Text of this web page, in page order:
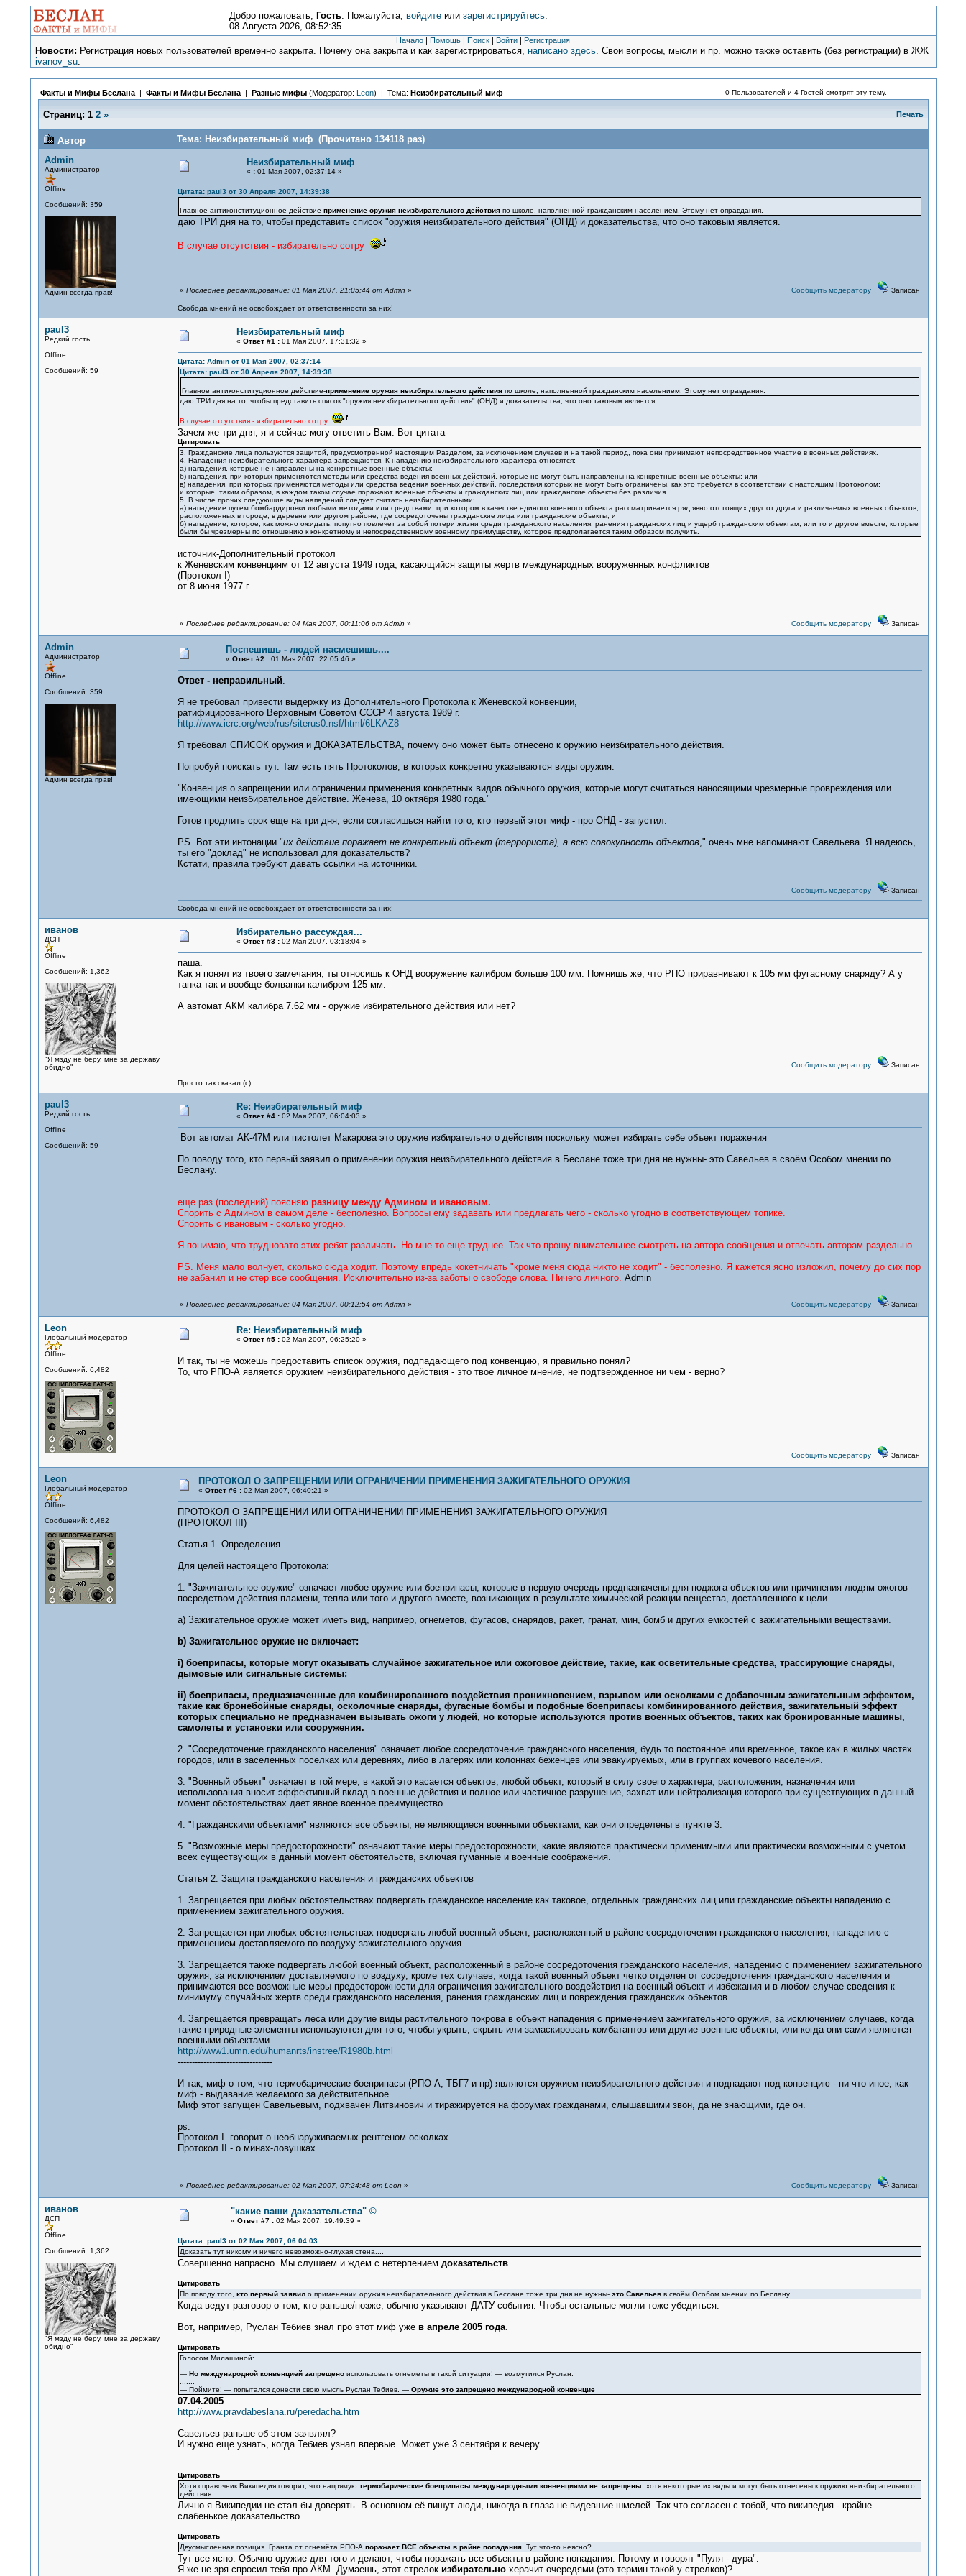
Добро пожаловать, Гость. Пожалуйста, войдитеили зарегистрируйтесь.
08 Августа 2026, 08:52:35
Начало | Помощь | Поиск | Войти | Регистрация
Новости: Регистрация новых пользователей временно закрыта. Почему она закрыта и как зарегистрироваться,написано здесь. Свои вопросы, мысли и пр. можно также оставить (без регистрации) в ЖЖ
ivanov_su.
Факты и Мифы Беслана| Факты и Мифы Беслана| Разные мифы(Модератор: Leon) | Тема: Неизбирательный миф 0 Пользователей и 4 Гостей смотрят эту тему.
Страниц: 1 2 » Печать
Автор
Тема: Неизбирательный миф (Прочитано 134118 раз)
Admin
Администратор
Offline
Сообщений: 359
Админ всегда прав!
Неизбирательный миф
« :01 Мая 2007, 02:37:14 »
Цитата: paul3 от 30 Апреля 2007, 14:39:38
Главное антиконституционное действие-применение оружия неизбирательного действияпо школе, наполненной гражданским населением. Этому нет оправдания.
даю ТРИ дня на то, чтобы представить список "оружия неизбирательного действия" (ОНД) и доказательства, что оно таковым является.
В случае отсутствия - избирательно сотру
« Последнее редактирование: 01 Мая 2007, 21:05:44 от Admin » Сообщить модератору Записан
Свобода мнений не освобождает от ответственности за них!
paul3
Редкий гость
Offline
Сообщений: 59
Неизбирательный миф
« Ответ #1 :01 Мая 2007, 17:31:32 »
Цитата: Admin от 01 Мая 2007, 02:37:14
Цитата: paul3 от 30 Апреля 2007, 14:39:38
Главное антиконституционное действие-применение оружия неизбирательного действияпо школе, наполненной гражданским населением. Этому нет оправдания.
даю ТРИ дня на то, чтобы представить список "оружия неизбирательного действия" (ОНД) и доказательства, что оно таковым является.
В случае отсутствия - избирательно сотру
Зачем же три дня, я и сейчас могу ответить Вам. Вот цитата-
Цитировать
3. Гражданские лица пользуются защитой, предусмотренной настоящим Разделом, за исключением случаев и на такой период, пока они принимают непосредственное участие в военных действиях.
4. Нападения неизбирательного характера запрещаются. К нападению неизбирательного характера относятся:
а) нападения, которые не направлены на конкретные военные объекты;
б) нападения, при которых применяются методы или средства ведения военных действий, которые не могут быть направлены на конкретные военные объекты; или
в) нападения, при которых применяются методы или средства ведения военных действий, последствия которых не могут быть ограничены, как это требуется в соответствии с настоящим Протоколом;
и которые, таким образом, в каждом таком случае поражают военные объекты и гражданских лиц или гражданские объекты без различия.
5. В числе прочих следующие виды нападений следует считать неизбирательными:
а) нападение путем бомбардировки любыми методами или средствами, при котором в качестве единого военного объекта рассматривается ряд явно отстоящих друг от друга и различаемых военных объектов,
расположенных в городе, в деревне или другом районе, где сосредоточены гражданские лица или гражданские объекты; и
б) нападение, которое, как можно ожидать, попутно повлечет за собой потери жизни среди гражданского населения, ранения гражданских лиц и ущерб гражданским объектам, или то и другое вместе, которые
были бы чрезмерны по отношению к конкретному и непосредственному военному преимуществу, которое предполагается таким образом получить.
источник-Дополнительный протокол
к Женевским конвенциям от 12 августа 1949 года, касающийся защиты жертв международных вооруженных конфликтов
(Протокол I)
от 8 июня 1977 г.
« Последнее редактирование: 04 Мая 2007, 00:11:06 от Admin » Сообщить модератору Записан
Admin
Администратор
Offline
Сообщений: 359
Админ всегда прав!
Поспешишь - людей насмешишь....
« Ответ #2 :01 Мая 2007, 22:05:46 »
Ответ - неправильный.
Я не требовал привести выдержку из Дополнительного Протокола к Женевской конвенции,
ратифицированного Верховным Советом СССР 4 августа 1989 г.
http://www.icrc.org/web/rus/siterus0.nsf/html/6LKAZ8
Я требовал СПИСОК оружия и ДОКАЗАТЕЛЬСТВА, почему оно может быть отнесено к оружию неизбирательного действия.
Попробуй поискать тут. Там есть пять Протоколов, в которых конкретно указываются виды оружия.
"Конвенция о запрещении или ограничении применения конкретных видов обычного оружия, которые могут считаться наносящими чрезмерные провреждения или
имеющими неизбирательное действие. Женева, 10 октября 1980 года."
Готов продлить срок еще на три дня, если согласишься найти того, кто первый этот миф - про ОНД - запустил.
PS. Вот эти интонации "их действие поражает не конкретный объект (террориста), а всю совокупность объектов," очень мне напоминают Савельева. Я надеюсь,
ты его "доклад" не использовал для доказательств?
Кстати, правила требуют давать ссылки на источники.
Сообщить модератору Записан
Свобода мнений не освобождает от ответственности за них!
иванов
ДСП
Offline
Сообщений: 1,362
"Я мзду не беру, мне за державу
обидно"
Избирательно рассуждая...
« Ответ #3 :02 Мая 2007, 03:18:04 »
паша.
Как я понял из твоего замечания, ты относишь к ОНД вооружение калибром больше 100 мм. Помнишь же, что РПО приравнивают к 105 мм фугасному снаряду? А у
танка так и вообще болванки калибром 125 мм.
А автомат АКМ калибра 7.62 мм - оружие избирательного действия или нет?
Сообщить модератору Записан
Просто так сказал (с)
paul3
Редкий гость
Offline
Сообщений: 59
Re: Неизбирательный миф
« Ответ #4 :02 Мая 2007, 06:04:03 »
Вот автомат АК-47М или пистолет Макарова это оружие избирательного действия поскольку может избирать себе объект поражения
По поводу того, кто первый заявил о применении оружия неизбирательного действия в Беслане тоже три дня не нужны- это Савельев в своём Особом мнении по
Беслану.
еще раз (последний) поясняюразницу между Админом и ивановым.
Спорить с Админом в самом деле - бесполезно. Вопросы ему задавать или предлагать чего - сколько угодно в соответствующем топике.
Спорить с ивановым - сколько угодно.
Я понимаю, что трудновато этих ребят различать. Но мне-то еще труднее. Так что прошу внимательнее смотреть на автора сообщения и отвечать авторам раздельно.
PS. Меня мало волнует, сколько сюда ходит. Поэтому впредь кокетничать "кроме меня сюда никто не ходит" - бесполезно. Я кажется ясно изложил, почему до сих пор
не забанил и не стер все сообщения. Исключительно из-за заботы о свободе слова. Ничего личного. Admin
« Последнее редактирование: 04 Мая 2007, 00:12:54 от Admin » Сообщить модератору Записан
Leon
Глобальный модератор
Offline
Сообщений: 6,482
Re: Неизбирательный миф
« Ответ #5 :02 Мая 2007, 06:25:20 »
И так, ты не можешь предоставить список оружия, подпадающего под конвенцию, я правильно понял?
То, что РПО-А является оружием неизбирательного действия - это твое личное мнение, не подтвержденное ни чем - верно?
Сообщить модератору Записан
Leon
Глобальный модератор
Offline
Сообщений: 6,482
ПРОТОКОЛ О ЗАПРЕЩЕНИИ ИЛИ ОГРАНИЧЕНИИ ПРИМЕНЕНИЯ ЗАЖИГАТЕЛЬНОГО ОРУЖИЯ
« Ответ #6 :02 Мая 2007, 06:40:21 »
ПРОТОКОЛ О ЗАПРЕЩЕНИИ ИЛИ ОГРАНИЧЕНИИ ПРИМЕНЕНИЯ ЗАЖИГАТЕЛЬНОГО ОРУЖИЯ
(ПРОТОКОЛ III)
Статья 1. Определения
Для целей настоящего Протокола:
1. "Зажигательное оружие" означает любое оружие или боеприпасы, которые в первую очередь предназначены для поджога объектов или причинения людям ожогов
посредством действия пламени, тепла или того и другого вместе, возникающих в результате химической реакции вещества, доставленного к цели.
а) Зажигательное оружие может иметь вид, например, огнеметов, фугасов, снарядов, ракет, гранат, мин, бомб и других емкостей с зажигательными веществами.
b) Зажигательное оружие не включает:
i) боеприпасы, которые могут оказывать случайное зажигательное или ожоговое действие, такие, как осветительные средства, трассирующие снаряды,
дымовые или сигнальные системы;
ii) боеприпасы, предназначенные для комбинированного воздействия проникновением, взрывом или осколками с добавочным зажигательным эффектом,
такие как бронебойные снаряды, осколочные снаряды, фугасные бомбы и подобные боеприпасы комбинированного действия, зажигательный эффект
которых специально не предназначен вызывать ожоги у людей, но которые используются против военных объектов, таких как бронированные машины,
самолеты и установки или сооружения.
2. "Сосредоточение гражданского населения" означает любое сосредоточение гражданского населения, будь то постоянное или временное, такое как в жилых частях
городов, или в заселенных поселках или деревнях, либо в лагерях или колоннах беженцев или эвакуируемых, или в группах кочевого населения.
3. "Военный объект" означает в той мере, в какой это касается объектов, любой объект, который в силу своего характера, расположения, назначения или
использования вносит эффективный вклад в военные действия и полное или частичное разрушение, захват или нейтрализация которого при существующих в данный
момент обстоятельствах дает явное военное преимущество.
4. "Гражданскими объектами" являются все объекты, не являющиеся военными объектами, как они определены в пункте 3.
5. "Возможные меры предосторожности" означают такие меры предосторожности, какие являются практически применимыми или практически возможными с учетом
всех существующих в данный момент обстоятельств, включая гуманные и военные соображения.
Статья 2. Защита гражданского населения и гражданских объектов
1. Запрещается при любых обстоятельствах подвергать гражданское население как таковое, отдельных гражданских лиц или гражданские объекты нападению с
применением зажигательного оружия.
2. Запрещается при любых обстоятельствах подвергать любой военный объект, расположенный в районе сосредоточения гражданского населения, нападению с
применением доставляемого по воздуху зажигательного оружия.
3. Запрещается также подвергать любой военный объект, расположенный в районе сосредоточения гражданского населения, нападению с применением зажигательного
оружия, за исключением доставляемого по воздуху, кроме тех случаев, когда такой военный объект четко отделен от сосредоточения гражданского населения и
принимаются все возможные меры предосторожности для ограничения зажигательного воздействия на военный объект и избежания и в любом случае сведения к
минимуму случайных жертв среди гражданского населения, ранения гражданских лиц и повреждения гражданских объектов.
4. Запрещается превращать леса или другие виды растительного покрова в объект нападения с применением зажигательного оружия, за исключением случаев, когда
такие природные элементы используются для того, чтобы укрыть, скрыть или замаскировать комбатантов или другие военные объекты, или когда они сами являются
военными объектами.
http://www1.umn.edu/humanrts/instree/R1980b.html
---------------------------------
И так, миф о том, что термобарические боеприпасы (РПО-А, ТБГ7 и пр) являются оружием неизбирательного действия и подпадают под конвенцию - ни что иное, как
миф - выдавание желаемого за действительное.
Миф этот запущен Савельевым, подхвачен Литвинович и тиражируется на форумах гражданами, слышавшими звон, да не знающими, где он.
ps.
Протокол I говорит о необнаруживаемых рентгеном осколках.
Протокол II - о минах-ловушках.
« Последнее редактирование: 02 Мая 2007, 07:24:48 от Leon » Сообщить модератору Записан
иванов
ДСП
Offline
Сообщений: 1,362
"Я мзду не беру, мне за державу
обидно"
"какие ваши даказательства" ©
« Ответ #7 :02 Мая 2007, 19:49:39 »
Цитата: paul3 от 02 Мая 2007, 06:04:03
Доказать тут никому и ничего невозможно-глухая стена....
Совершенно напрасно. Мы слушаем и ждем с нетерпением доказательств.
Цитировать
По поводу того, кто первый заявило применении оружия неизбирательного действия в Беслане тоже три дня не нужны- это Савельевв своём Особом мнении по Беслану.
Когда ведут разговор о том, кто раньше/позже, обычно указывают ДАТУ события. Чтобы остальные могли тоже убедиться.
Вот, например, Руслан Тебиев знал про этот миф ужев апреле 2005 года.
Цитировать
Голосом Милашиной:
— Но международной конвенцией запрещеноиспользовать огнеметы в такой ситуации! — возмутился Руслан.
— Поймите! — попытался донести свою мысль Руслан Тебиев. — Оружие это запрещено международной конвенцие
07.04.2005
http://www.pravdabeslana.ru/peredacha.htm
Савельев раньше об этом заявлял?
И нужно еще узнать, когда Тебиев узнал впервые. Может уже 3 сентября к вечеру....
Цитировать
Хотя справочник Википедия говорит, что напрямую термобарические боеприпасы международными конвенциями не запрещены , хотя некоторые их виды и могут быть отнесены к оружию неизбирательного
действия.
Лично я Википедии не стал бы доверять. В основном её пишут люди, никогда в глаза не видевшие шмелей. Так что согласен с тобой, что википедия - крайне
слабенькое доказательство.
Цитировать
Двусмысленная позиция. Гранта от огнемёта РПО-А поражает ВСЕ объекты в райне попадания. Тут что-то неясно?
Тут все ясно. Обычно оружие для того и делают, чтобы поражать все объекты в районе попадания. Потому и говорят "Пуля - дура".
Я же не зря спросил тебя про АКМ. Думаешь, этот стрелок избирательнохерачит очередями (это термин такой у стрелков)?